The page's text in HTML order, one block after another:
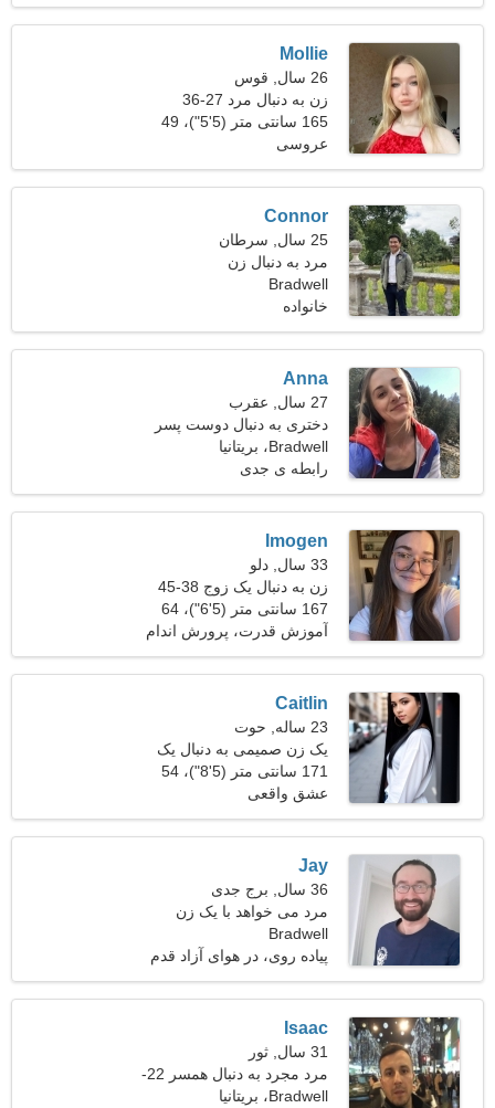
Mollie
26 سال, قوس
زن به دنبال مرد 27-36
165 سانتی متر (5'5")، 49
کیلوگرم (108 پوند)
عروسی
Connor
25 سال, سرطان
مرد به دنبال زن
Bradwell
خانواده
Anna
27 سال, عقرب
دختری به دنبال دوست پسر
33-34
Bradwell، بریتانیا
رابطه ی جدی
Imogen
33 سال, دلو
زن به دنبال یک زوج 38-45
167 سانتی متر (5'6")، 64
کیلوگرم (141 پوند)
آموزش قدرت، پرورش اندام
Caitlin
23 ساله, حوت
یک زن صمیمی به دنبال یک
رابطه جدی است
171 سانتی متر (5'8")، 54
کیلوگرم (119 پوند)
عشق واقعی
Jay
36 سال, برج جدی
مرد می خواهد با یک زن
ملاقات کند
Bradwell
پیاده روی، در هوای آزاد قدم
می زند
Isaac
31 سال, ثور
مرد مجرد به دنبال همسر 22-
28
Bradwell، بریتانیا